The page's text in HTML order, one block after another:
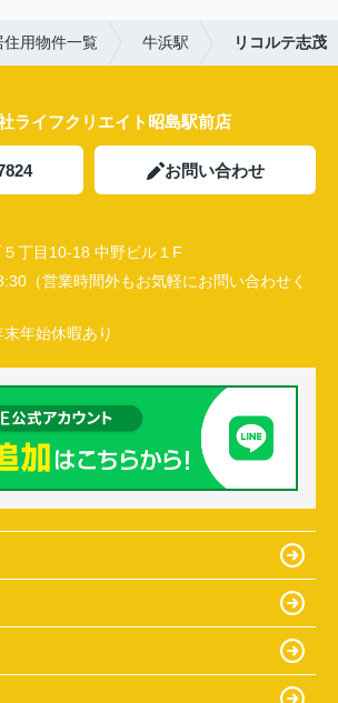
住用物件一覧 牛浜駅 リコルテ志茂
ライフクリエイト昭島駅前店
お問い合わせ
丁目10-18 中野ビル１F
（営業時間外もお気軽にお問い合わせく
年始休暇あり